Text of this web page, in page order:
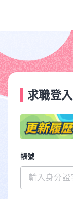
求職登入
帳號